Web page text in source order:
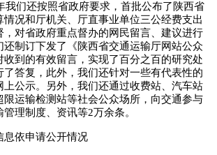
我们还按照省政府要求，首批公布了陕西省
况和厅机关、厅直事业单位三公经费支出
，对省政府重点督办的网民留言、建议进行
还制订下发了《陕西省交通运输厅网站公众
收到的有效留言，实现了百分之百的研究处
了答复，此外，我们还针对一些有代表性的
上公示。另外，我们还通过收费站、汽车站
限运输检测站等社会公众场所，向交通参与
理制度、资讯等2万余条。
依申请公开情况